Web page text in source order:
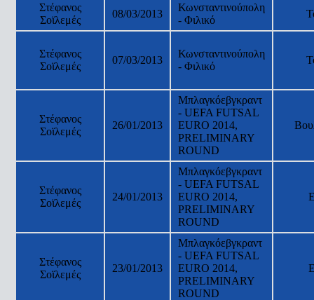
Στέφανος
Σοϊλεμές
08/03/2013
Κωνσταντινούπολη
- Φιλικό
Στέφανος
Σοϊλεμές
07/03/2013
Κωνσταντινούπολη
- Φιλικό
Στέφανος
Σοϊλεμές
26/01/2013
Μπλαγκόεβγκραντ
- UEFA FUTSAL
EURO 2014,
PRELIMINARY
ROUND
Στέφανος
Σοϊλεμές
24/01/2013
Μπλαγκόεβγκραντ
- UEFA FUTSAL
EURO 2014,
PRELIMINARY
ROUND
Στέφανος
Σοϊλεμές
23/01/2013
Μπλαγκόεβγκραντ
- UEFA FUTSAL
EURO 2014,
PRELIMINARY
ROUND